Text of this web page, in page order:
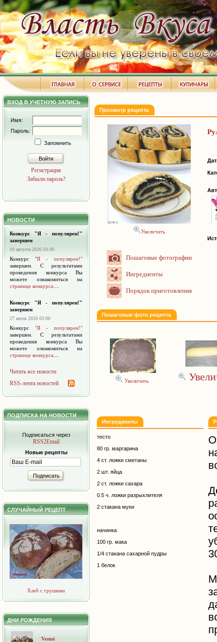
ВХОД В УЧЕТНУЮ ЗАПИСЬ
Имя:
Пароль:
Запомнить
Войти
Регистрация
Забыли пароль?
НОВОСТИ
Конкурс "Я - популярен!"
завершен
10 августа 2026 03:00
Конкурс "Я - популярен!"
завершен. С результатами
проведения конкурса Вы
можете ознакомиться на
странице конкурса
Конкурс "Я - популярен!"
завершен
27 июля 2026 03:00
Конкурс "Я - популярен!"
завершен. С результатами
проведения конкурса Вы
можете ознакомиться на
странице конкурса
Читать все новости
RSS-лента новостей
ПОДПИСКА НА НОВОСТИ
Подписаться через
RSS2Email
Новые рецепты
Подписать
СЛУЧАЙНЫЙ РЕЦЕПТ
Хлеб с грушами
ДНИ РОЖДЕНИЯ
Vemsi
Просмотр рецепта
Увеличить
Пошаговые фотографии
Ингредиенты
Порядок приготовления
Пошаговые фото рецепта
Увеличить
Ингредиенты
тесто
80 гр. маргарина
4 ст. ложки сметаны
2 шт. яйца
2 ст. ложки сахара
0.5 ч. ложки разрыхлителя
2 стакана муки
начинка
100 гр. мака
1/4 стакана сахарной пудры
1 белок